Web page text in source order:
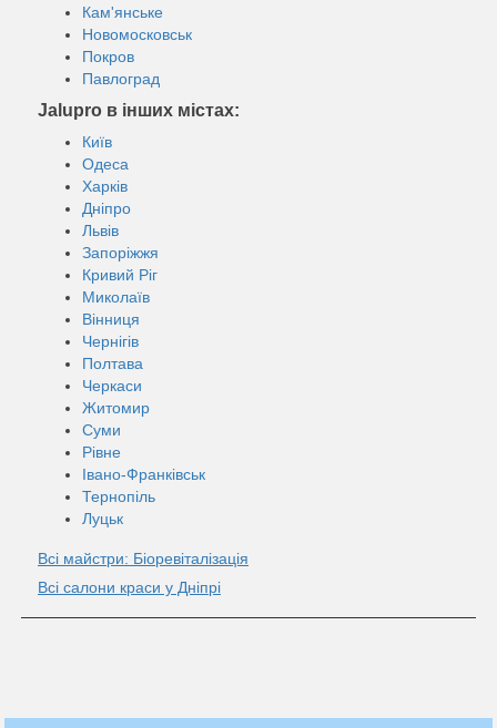
Кам'янське
Новомосковськ
Покров
Павлоград
Jalupro в інших містах:
Київ
Одеса
Харків
Дніпро
Львів
Запоріжжя
Кривий Ріг
Миколаїв
Вінниця
Чернігів
Полтава
Черкаси
Житомир
Суми
Рівне
Івано-Франківськ
Тернопіль
Луцьк
Всі майстри: Біоревіталізація
Всі салони краси у Дніпрі